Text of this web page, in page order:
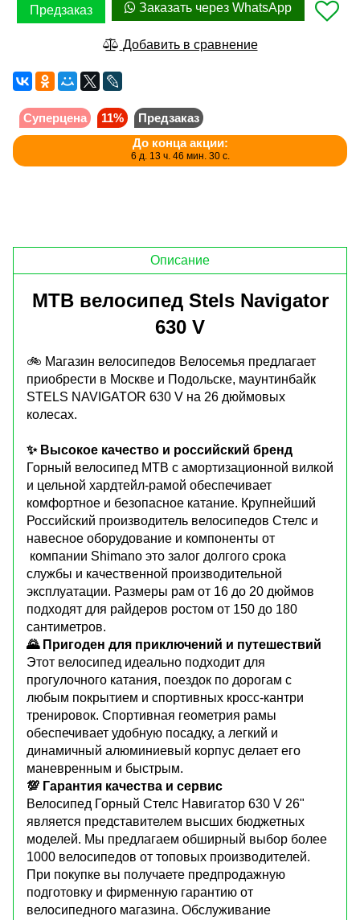
Предзаказ Заказать через WhatsApp
Добавить в сравнение
Суперцена 11%
Предзаказ
До конца акции:
6 д. 13 ч. 46 мин. 30 с.
Описание
MTB велосипед Stels Navigator
630 V
🚲 Магазин велосипедов Велосемья предлагает
приобрести в Москве и Подольске, маунтинбайк
STELS NAVIGATOR 630 V на 26 дюймовых
колесах.
✨ Высокое качество и российский бренд
Горный велосипед МТВ с амортизационной вилкой
и цельной хардтейл-рамой обеспечивает
комфортное и безопасное катание. Крупнейший
Российский производитель велосипедов Стелс и
навесное оборудование и компоненты от
компании Shimano это залог долгого срока
службы и качественной производительной
эксплуатации. Размеры рам от 16 до 20 дюймов
подходят для райдеров ростом от 150 до 180
сантиметров.
🌄 Пригоден для приключений и путешествий
Этот велосипед идеально подходит для
прогулочного катания, поездок по дорогам с
любым покрытием и спортивных кросс-кантри
тренировок. Спортивная геометрия рамы
обеспечивает удобную посадку, а легкий и
динамичный алюминиевый корпус делает его
маневренным и быстрым.
💯 Гарантия качества и сервис
Велосипед Горный Стелс Навигатор 630 V 26"
является представителем высших бюджетных
моделей. Мы предлагаем обширный выбор более
1000 велосипедов от топовых производителей.
При покупке вы получаете предпродажную
подготовку и фирменную гарантию от
велосипедного магазина. Обслуживание